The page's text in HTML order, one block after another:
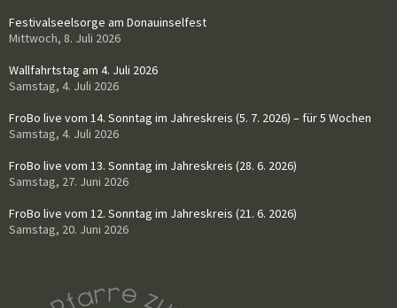
Festivalseelsorge am Donauinselfest
Mittwoch, 8. Juli 2026
Wallfahrtstag am 4. Juli 2026
Samstag, 4. Juli 2026
FroBo live vom 14. Sonntag im Jahreskreis (5. 7. 2026) – für 5 Wochen
Samstag, 4. Juli 2026
FroBo live vom 13. Sonntag im Jahreskreis (28. 6. 2026)
Samstag, 27. Juni 2026
FroBo live vom 12. Sonntag im Jahreskreis (21. 6. 2026)
Samstag, 20. Juni 2026